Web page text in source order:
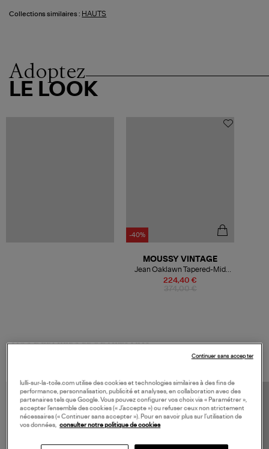
Collections similaires : HAUTS
Adoptez
LE LOOK
-40%
224,40 €
MOUSSY VINTAGE
Jean Oaklawn Tapered-Mid
Black
VOS DERNIERS PRODUITS VUS
lulli-sur-la-toile.com utilise des cookies et technologies similaires à des fins de
performance, personnalisation, publicité et analyses, en collaboration avec des
partenaires tels que Google. Vous pouvez configurer vos choix via « Paramétrer »,
accepter l’ensemble des cookies (« J’accepte ») ou refuser ceux non strictement
nécessaires (« Continuer sans accepter »). Pour en savoir plus sur l’utilisation de
vos données, consulter notre politique de cookies
Continuer sans accepter